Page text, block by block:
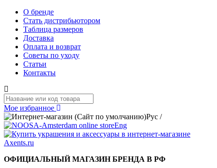
О бренде
Стать дистрибьютором
Таблица размеров
Доставка
Оплата и возврат
Советы по уходу
Статьи
Контакты
Мое избранное
Рус /
Eng
ОФИЦИАЛЬНЫЙ МАГАЗИН БРЕНДА В РФ